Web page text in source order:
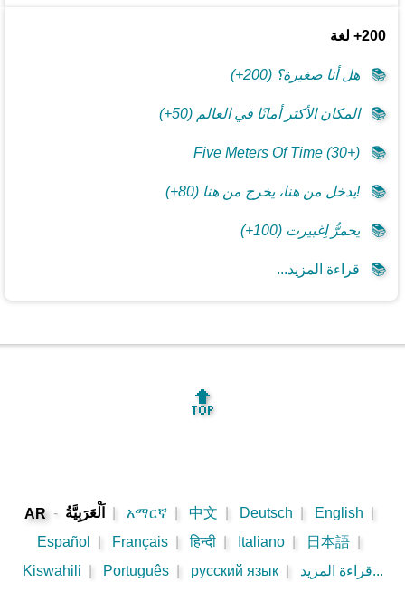
200+ لغة
📚 هل أنا صغيرة؟ (200+)
📚 المكان الأكثر أمانًا في العالم (50+)
📚
Five Meters Of Time (30+)
📚 !يدخل من هنا، يخرج من هنا (80+)
📚 يحمرُّ اِغبيرت (100+)
📚 قراءة المزيد...
🔝
AR - اَلْعَرَبِيَّةُ አማርኛ 中文 Deutsch English
Español
Français हिन्दी Italiano 日本語
Kiswahili
Português русский язык قراءة المزيد...